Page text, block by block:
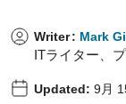
Writer: Mark
ITライター、
Updated: 9月